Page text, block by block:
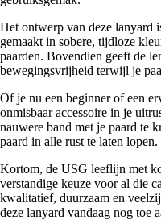
Het ontwerp van deze lanyard
gemaakt in sobere, tijdloze
paarden. Bovendien geeft de
bewegingsvrijheid terwijl je
Of je nu een beginner of een
onmisbaar accessoire in je
nauwere band met je paard te
paard in alle rust te laten lopen.
Kortom, de USG leeflijn met
verstandige keuze voor al die
kwalitatief, duurzaam en
deze lanyard vandaag nog toe